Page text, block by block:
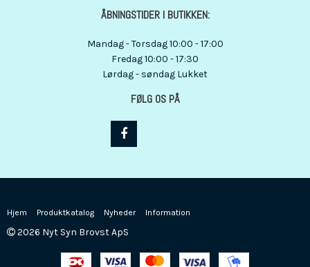
ÅBNINGSTIDER I BUTIKKEN:
Mandag - Torsdag 10:00 - 17:00
Fredag 10:00 - 17:30
Lørdag - søndag Lukket
FØLG OS PÅ
Hjem Produktkatalog Nyheder Information
2026 Nyt Syn Brovst ApS